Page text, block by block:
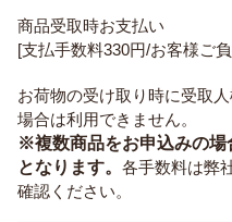
商品受取時お支払い
[支払手数料330円/お客様ご
お荷物の受け取り時に受取
場合は利用できません。
※複数商品をお申込みの場
となります。 各手数料は弊
確認ください。